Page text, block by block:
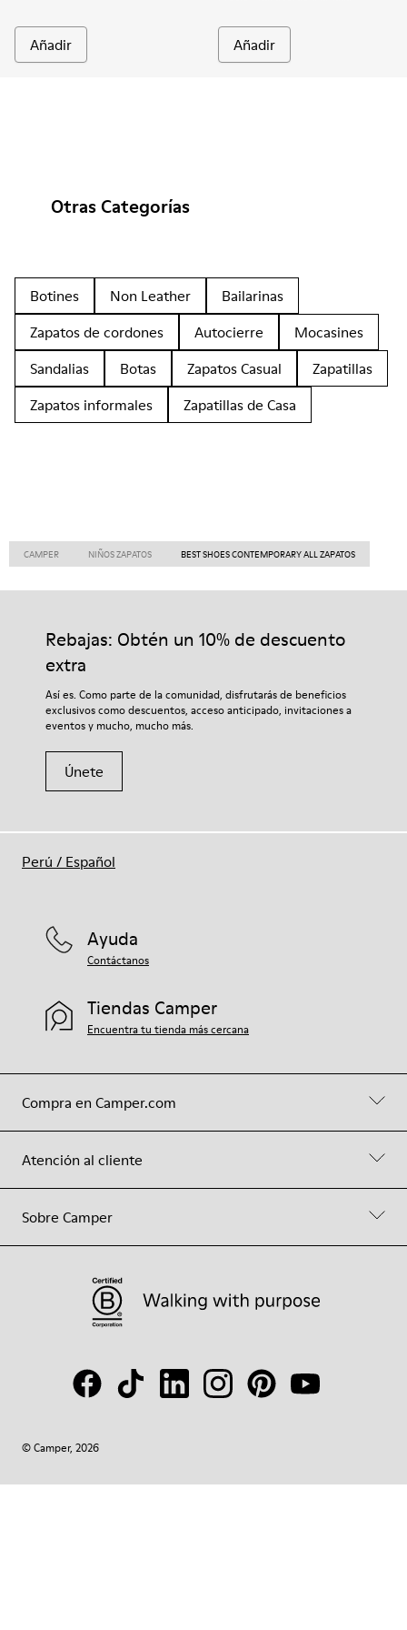
Añadir Añadir
Otras Categorías
Botines Non Leather
Bailarinas
Zapatos de cordones
Autocierre
Mocasines
Sandalias
Botas Zapatos Casual
Zapatillas
Zapatos informales
Zapatillas de Casa
CAMPER NIÑOS ZAPATOS BEST SHOES CONTEMPORARY ALL ZAPATOS
Rebajas: Obtén un 10% de descuento
extra
Así es. Como parte de la comunidad, disfrutarás de beneficios
exclusivos como descuentos, acceso anticipado, invitaciones a
eventos y mucho, mucho más.
Únete
Compra en Camper.com
Atención al cliente
Sobre Camper
Ayuda
Contáctanos
Tiendas Camper
Encuentra tu tienda más cercana
© Camper, 2026
Perú / Español